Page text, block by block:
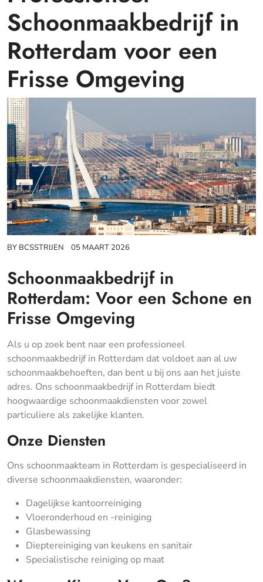
Schoonmaakbedrijf in
Rotterdam voor een
Frisse Omgeving
BY BCSSTRIJEN 05 MAART 2026
Schoonmaakbedrijf in
Rotterdam: Voor een Schone en
Frisse Omgeving
Als u op zoek bent naar een professioneel
schoonmaakbedrijf in Rotterdam dat voldoet aan al uw
schoonmaakbehoeften, dan bent u bij ons aan het juiste
adres. Ons schoonmaakbedrijf in Rotterdam biedt
hoogwaardige schoonmaakdiensten voor zowel
particuliere als zakelijke klanten.
Onze Diensten
Ons schoonmaakteam in Rotterdam is gespecialiseerd in
diverse schoonmaakdiensten, waaronder:
Dagelijkse kantoorreiniging
Vloeronderhoud en -reiniging
Glasbewassing
Dieptereiniging van keukens en sanitair
Specialistische reiniging op maat